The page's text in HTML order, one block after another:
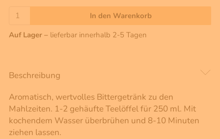
In den Warenkorb
Auf Lager – lieferbar innerhalb 2-5 Tagen
Beschreibung
Aromatisch, wertvolles Bittergetränk zu den
Mahlzeiten. 1-2 gehäufte Teelöffel für 250 ml. Mit
kochendem Wasser überbrühen und 8-10 Minuten
ziehen lassen.